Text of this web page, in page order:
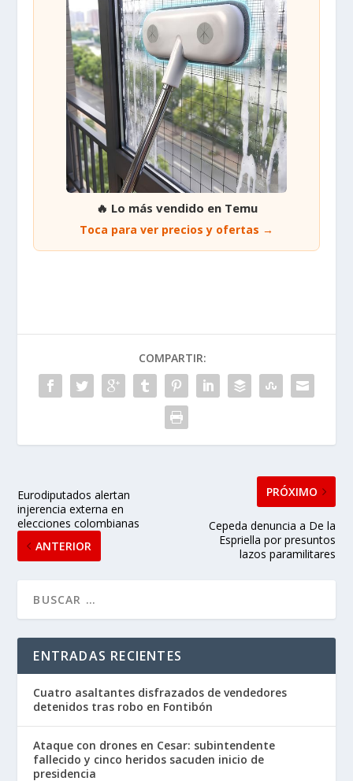
🔥 Lo más vendido en Temu
Toca para ver precios y ofertas →
COMPARTIR:
Eurodiputados alertan
injerencia externa en
elecciones colombianas
ANTERIOR
PRÓXIMO
Cepeda denuncia a De la
Espriella por presuntos
lazos paramilitares
ENTRADAS RECIENTES
Cuatro asaltantes disfrazados de vendedores
detenidos tras robo en Fontibón
Ataque con drones en Cesar: subintendente
fallecido y cinco heridos sacuden inicio de
presidencia